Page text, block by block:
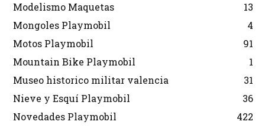
Modelismo Maquetas
13
Mongoles Playmobil
4
Motos Playmobil
91
Mountain Bike Playmobil
1
Museo historico militar valencia
31
Nieve y Esquí Playmobil
36
Novedades Playmobil
422